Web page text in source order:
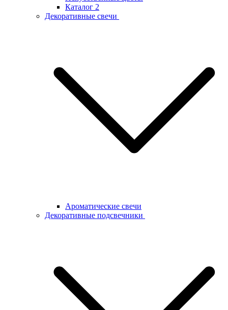
Каталог 2
Декоративные свечи
Ароматические свечи
Декоративные подсвечники